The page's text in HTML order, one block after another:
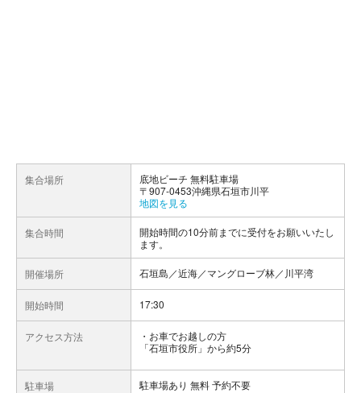
集合場所
底地ビーチ 無料駐車場
〒907-0453沖縄県石垣市川平
地図を見る
集合時間
開始時間の10分前までに受付をお願いいたし
ます。
開催場所 石垣島／近海／マングローブ林／川平湾
開始時間 17:30
アクセス方法
お車でお越しの方
「石垣市役所」から約5分
駐車場 駐車場あり 無料 予約不要